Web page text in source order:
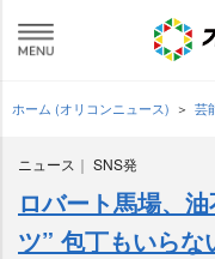
ホーム (オリコンニュース) 芸
ニュース SNS発
ロバート馬場、
ツ” 包丁もいら